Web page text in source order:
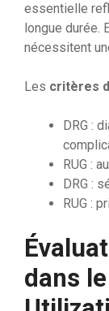
essentielle
longue durée.
nécessitent
Les critères
DRG :
RUG :
DRG :
RUG :
dans